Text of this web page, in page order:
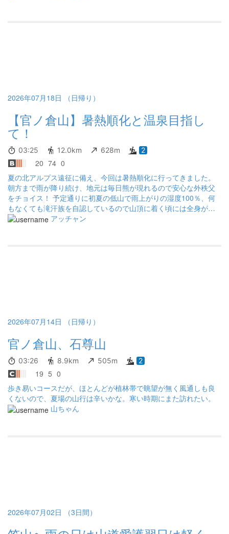
2026年07月18日 （日帰り）
【官ノ倉山】暑熱順化と温泉目指し
て！
03:25 12.0km 628m 2
20 74 0
夏の北アルプス遠征に備え、今回は暑熱順化に行ってきました。
朝方まで雨が降り続け、地元は毎日熊が現れるので安心な外秩父
をチョイス！ 予定通りに初夏の低山で雨上がりの湿度100％、何
もなくても滝汗族を自認しているので山頂に着く頃には全身が汗
びっしょりになりました。 ハイカーの多い山だと恥ずかしくて歩
アッチャン
2026年07月14日 （日帰り）
官ノ倉山、石尊山
03:26 8.9km 505m 2
19 5 0
歩き易いコースだが、ほとんどが植林帯で眺望が無く風通しも良
くないので、夏場の山行は辛いかな。寒い時期にまた訪れたい。
山ちゃん
2026年07月02日 （3日間）